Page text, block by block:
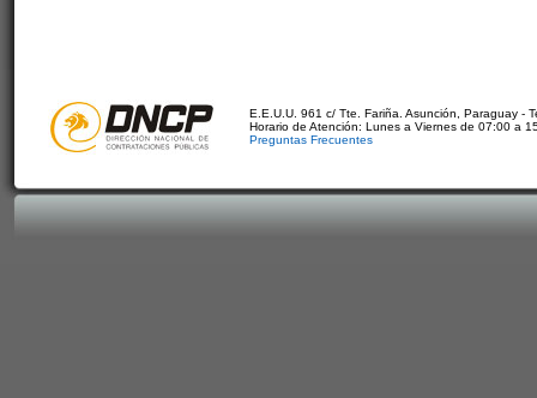
E.E.U.U. 961 c/ Tte. Fariña. Asunción, Paraguay -
Horario de Atención: Lunes a Viernes de 07:00 a
Preguntas Frecuentes